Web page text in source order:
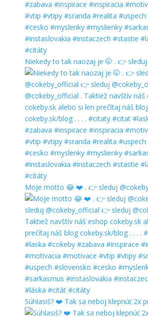
Niekedy to tak naozaj je 🤭 . 👉 sleduj
Moje motto 😂 ❤️ . 👉 sleduj
Súhlasiš? ❤️ Tak sa neboj klepnúť 2x